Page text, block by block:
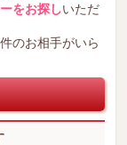
をお探しいただ
のお相手がいら